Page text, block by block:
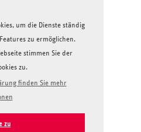
um die Dienste ständig
zu ermöglichen.
stimmen Sie der
zu.
finden Sie mehr
zu